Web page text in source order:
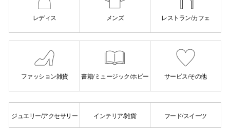
レディス メンズ レストラン/カフェ
ファッション雑貨 書籍/ミュージック/ホビー サービス/その他
ジュエリー/アクセサリー インテリア/雑貨 フード/スイーツ
施設案内
アクセ